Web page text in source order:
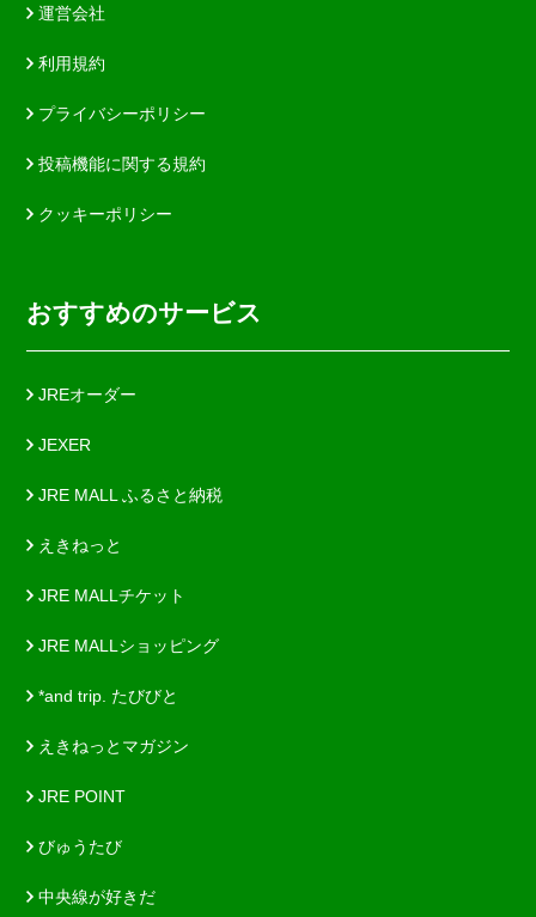
運営会社
利用規約
プライバシーポリシー
投稿機能に関する規約
クッキーポリシー
おすすめのサービス
JREオーダー
JEXER
JRE MALL ふるさと納税
えきねっと
JRE MALLチケット
JRE MALLショッピング
*and trip. たびびと
えきねっとマガジン
JRE POINT
びゅうたび
中央線が好きだ